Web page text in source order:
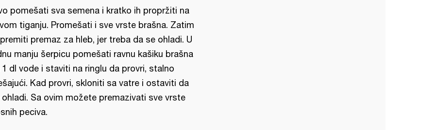
pomešati sva semena i kratko ih propržiti na
tiganju. Promešati i sve vrste brašna. Zatim
premaz za hleb, jer treba da se ohladi. U
manju šerpicu pomešati ravnu kašiku brašna
1 dl vode i staviti na ringlu da provri, stalno
Kad provri, skloniti sa vatre i ostaviti da
ohladi. Sa ovim možete premazivati sve vrste
peciva.